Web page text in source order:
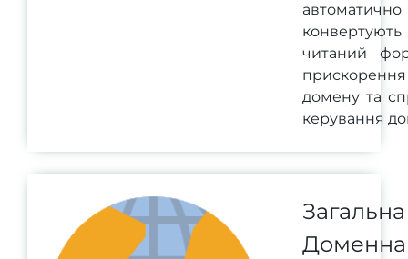
автоматично
читаний
домену та
керування
Загальна
Доменна